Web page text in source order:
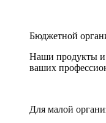
Бюджетной
Наши продукты и
ваших
Для малой